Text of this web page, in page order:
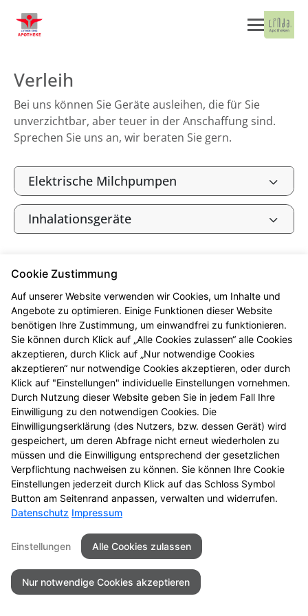
Verleih
Bei uns können Sie Geräte ausleihen, die für Sie
unverzichtbar, aber teuer in der Anschaffung sind.
Sprechen Sie uns an, wir beraten Sie gern.
Elektrische Milchpumpen
Inhalationsgeräte
Seitenübersicht Kontakt
Impressum
Datenschutz
Barrierefreiheit
© 2026 Luther King Apotheke
Cookie Zustimmung
Auf unserer Website verwenden wir Cookies, um Inhalte und
Angebote zu optimieren. Einige Funktionen dieser Website
benötigen Ihre Zustimmung, um einwandfrei zu funktionieren.
Sie können durch Klick auf „Alle Cookies zulassen“ alle Cookies
akzeptieren, durch Klick auf „Nur notwendige Cookies
akzeptieren“ nur notwendige Cookies akzeptieren, oder durch
Klick auf "Einstellungen" individuelle Einstellungen vornehmen.
Durch Nutzung dieser Website geben Sie in jedem Fall Ihre
Einwilligung zu den notwendigen Cookies. Die
Einwilligungserklärung (des Nutzers, bzw. dessen Gerät) wird
gespeichert, um deren Abfrage nicht erneut wiederholen zu
müssen und die Einwilligung entsprechend der gesetzlichen
Verpflichtung nachweisen zu können. Sie können Ihre Cookie
Einstellungen jederzeit durch Klick auf das Schloss Symbol
Button am Seitenrand anpassen, verwalten und widerrufen.
Datenschutz Impressum
Einstellungen Alle Cookies zulassen
Nur notwendige Cookies akzeptieren